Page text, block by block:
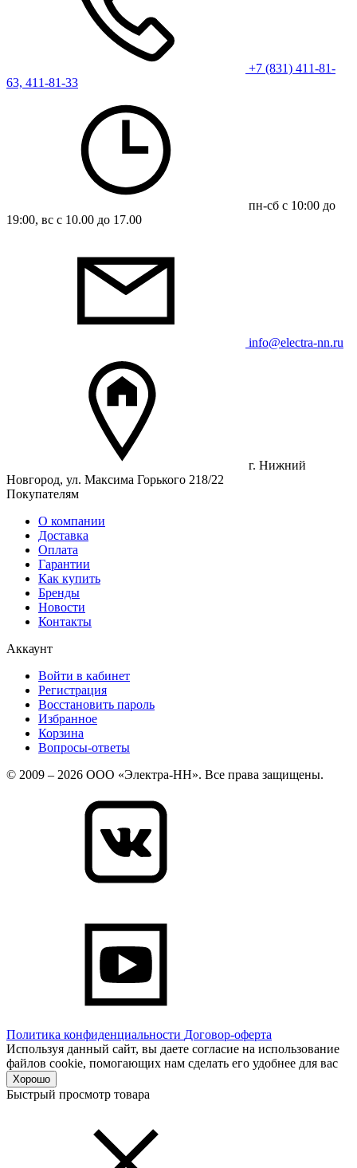
+7 (831) 411-81-
63, 411-81-33
пн-сб с 10:00 до
19:00, вс с 10.00 до 17.00
info@electra-nn.ru
г. Нижний
Новгород, ул. Максима Горького 218/22
Покупателям
О компании
Доставка
Оплата
Гарантии
Как купить
Бренды
Новости
Контакты
Аккаунт
Войти в кабинет
Регистрация
Восстановить пароль
Избранное
Корзина
Вопросы-ответы
© 2009 – 2026 ООО «Электра-НН». Все права защищены.
Политика конфиденциальности Договор-оферта
Используя данный сайт, вы даете согласие на использование
файлов cookie, помогающих нам сделать его удобнее для вас
Хорошо
Быстрый просмотр товара